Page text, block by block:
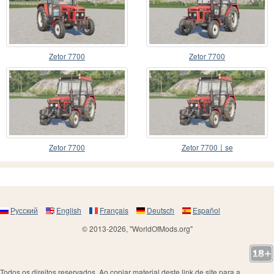
Zetor 7700 Zetor 7700
Zetor 7700 Zetor 7700〡se
Русский English Français Deutsch
Español
© 2013-2026, "WorldOfMods.org"
Todos os direitos reservados. Ao copiar material deste link de site para a